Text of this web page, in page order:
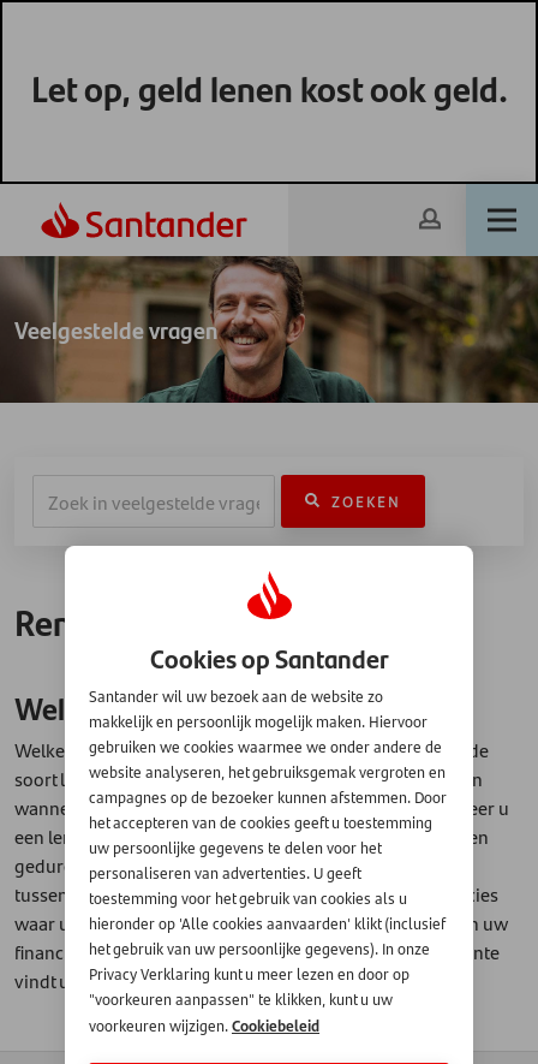
Let op, geld lenen kost ook geld.
Veelgestelde vragen
ZOEKEN
Rente
Welke rente betaal ik?
Welke rente u betaalt voor uw financiering, hangt af van de
soort lening die u heeft, wat de looptijd van de lening is en
wanneer u de lening heeft afgesloten. Het is zo dat wanneer u
een lening afsluit, u vooraf weet welke rente u gaat betalen
gedurende de hele looptijd. De rente is dus vast en zal
tussentijds niet aangepast worden. Zo weet u vooraf precies
waar u aan toe bent. De rente die u betaalt vindt u terug in uw
financieringscontract of op uw overzichten. Meer over rente
vindt u
hier.
Cookies op Santander
Santander wil uw bezoek aan de website zo
makkelijk en persoonlijk mogelijk maken. Hiervoor
gebruiken we cookies waarmee we onder andere de
website analyseren, het gebruiksgemak vergroten en
campagnes op de bezoeker kunnen afstemmen. Door
het accepteren van de cookies geeft u toestemming
uw persoonlijke gegevens te delen voor het
personaliseren van advertenties. U geeft
toestemming voor het gebruik van cookies als u
hieronder op 'Alle cookies aanvaarden' klikt (inclusief
het gebruik van uw persoonlijke gegevens). In onze
Privacy Verklaring kunt u meer lezen en door op
"voorkeuren aanpassen" te klikken, kunt u uw
voorkeuren wijzigen.Cookiebeleid